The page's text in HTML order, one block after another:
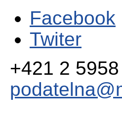
Facebook
Twiter
+421 2 5958